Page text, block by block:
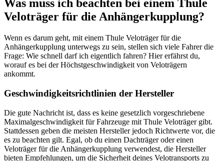
Was muss ich beachten bei einem Thule
Veloträger für die Anhängerkupplung?
Wenn es darum geht, mit einem Thule Veloträger für die
Anhängerkupplung unterwegs zu sein, stellen sich viele Fahrer die
Frage: Wie schnell darf ich eigentlich fahren? Hier erfährst du,
worauf es bei der Höchstgeschwindigkeit von Veloträgern
ankommt.
Geschwindigkeitsrichtlinien der Hersteller
Die gute Nachricht ist, dass es keine gesetzlich vorgeschriebene
Maximalgeschwindigkeit für Fahrzeuge mit Thule Veloträger gibt.
Stattdessen geben die meisten Hersteller jedoch Richtwerte vor, die
es zu beachten gilt. Egal, ob du einen Dachträger oder einen
Veloträger für die Anhängerkupplung verwendest, die Hersteller
bieten Empfehlungen, um die Sicherheit deines Velotransports zu